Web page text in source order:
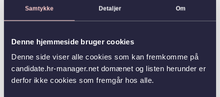
Samtykke Detaljer Om
Denne hjemmeside bruger cookies
Denne side viser alle cookies som kan fremkomme på
candidate.hr-manager.net domænet og listen herunder er
derfor ikke cookies som fremgår hos alle.